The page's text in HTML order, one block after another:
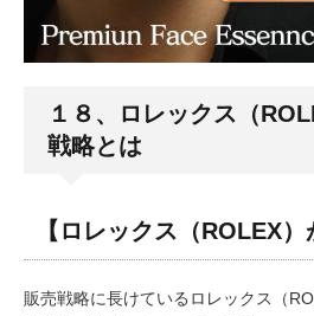
１８、ロレックス（
戦略とは
【ロレックス（ROLEX）
販売戦略に長けているロレックス（